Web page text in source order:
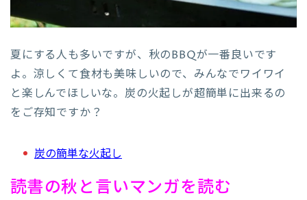
夏にする人も多いですが、秋のBBQが一番良いです
よ。涼しくて食材も美味しいので、みんなでワイワイ
と楽しんでほしいな。炭の火起しが超簡単に出来るの
をご存知ですか？
炭の簡単な火起し
読書の秋と言いマンガを読む